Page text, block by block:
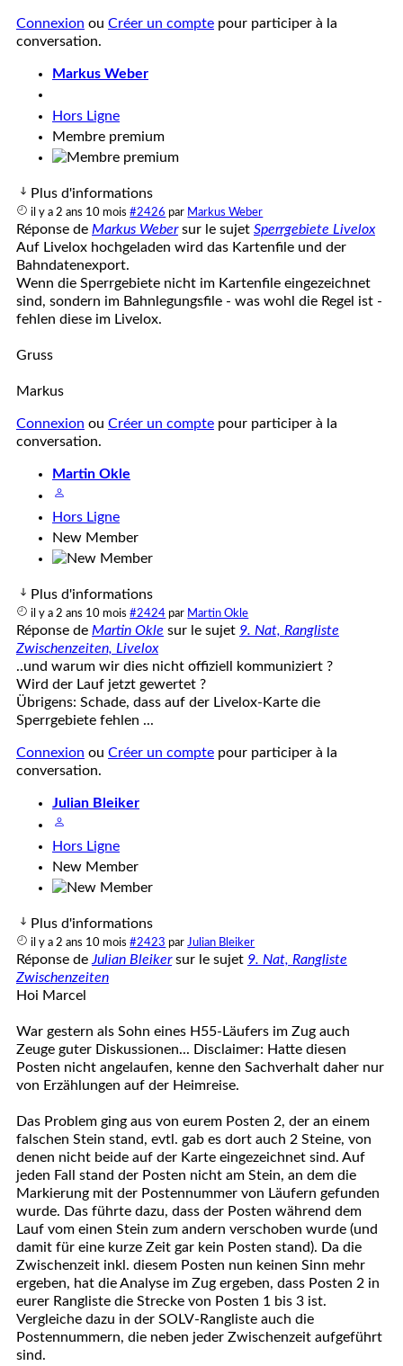
Connexion ou Créer un compte pour participer à la
conversation.
Markus Weber
Hors Ligne
Membre premium
Plus d'informations
il y a 2 ans 10 mois #2426 par Markus Weber
Réponse de Markus Webersur le sujet Sperrgebiete Livelox
Auf Livelox hochgeladen wird das Kartenfile und der
Bahndatenexport.
Wenn die Sperrgebiete nicht im Kartenfile eingezeichnet
sind, sondern im Bahnlegungsfile - was wohl die Regel ist -
fehlen diese im Livelox.
Gruss
Markus
Connexion ou Créer un compte pour participer à la
conversation.
Martin Okle
Hors Ligne
New Member
Plus d'informations
il y a 2 ans 10 mois #2424 par Martin Okle
Réponse de Martin Okle sur le sujet 9. Nat, Rangliste
Zwischenzeiten, Livelox
..und warum wir dies nicht offiziell kommuniziert ?
Wird der Lauf jetzt gewertet ?
Übrigens: Schade, dass auf der Livelox-Karte die
Sperrgebiete fehlen ...
Connexion ou Créer un compte pour participer à la
conversation.
Julian Bleiker
Hors Ligne
New Member
Plus d'informations
il y a 2 ans 10 mois #2423 parJulian Bleiker
Réponse de Julian Bleikersur le sujet 9. Nat, Rangliste
Zwischenzeiten
Hoi Marcel
War gestern als Sohn eines H55-Läufers im Zug auch
Zeuge guter Diskussionen... Disclaimer: Hatte diesen
Posten nicht angelaufen, kenne den Sachverhalt daher nur
von Erzählungen auf der Heimreise.
Das Problem ging aus von eurem Posten 2, der an einem
falschen Stein stand, evtl. gab es dort auch 2 Steine, von
denen nicht beide auf der Karte eingezeichnet sind. Auf
jeden Fall stand der Posten nicht am Stein, an dem die
Markierung mit der Postennummer von Läufern gefunden
wurde. Das führte dazu, dass der Posten während dem
Lauf vom einen Stein zum andern verschoben wurde (und
damit für eine kurze Zeit gar kein Posten stand). Da die
Zwischenzeit inkl. diesem Posten nun keinen Sinn mehr
ergeben, hat die Analyse im Zug ergeben, dass Posten 2 in
eurer Rangliste die Strecke von Posten 1 bis 3 ist.
Vergleiche dazu in der SOLV-Rangliste auch die
Postennummern, die neben jeder Zwischenzeit aufgeführt
sind.